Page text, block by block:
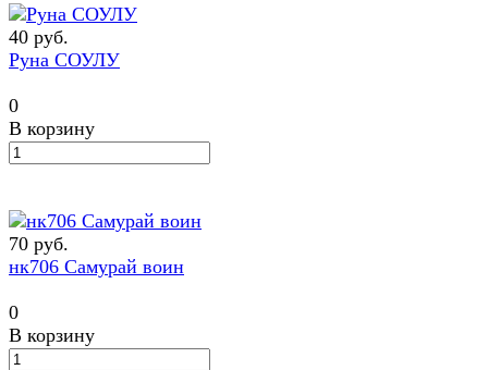
40 руб.
Руна СОУЛУ
0
В корзину
70 руб.
нк706 Самурай воин
0
В корзину